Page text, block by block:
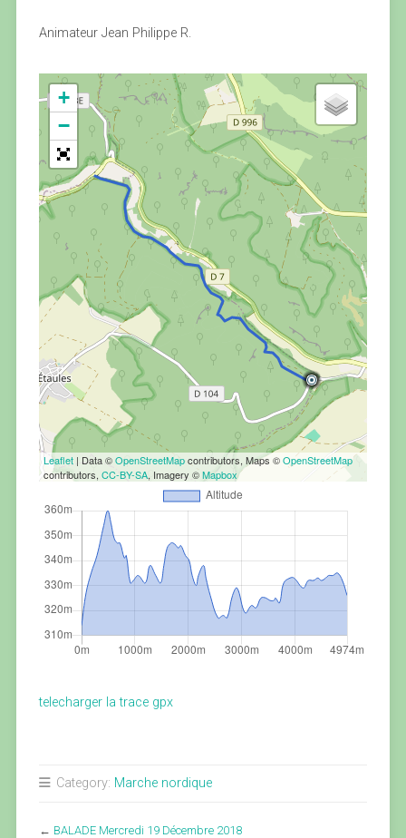
Animateur Jean Philippe R.
+
−
Leaflet| Data ©OpenStreetMapcontributors, Maps ©OpenStreetMap
contributors, CC-BY-SA, Imagery ©Mapbox
telecharger la trace gpx
Category: Marche nordique
← BALADE Mercredi 19 Décembre 2018